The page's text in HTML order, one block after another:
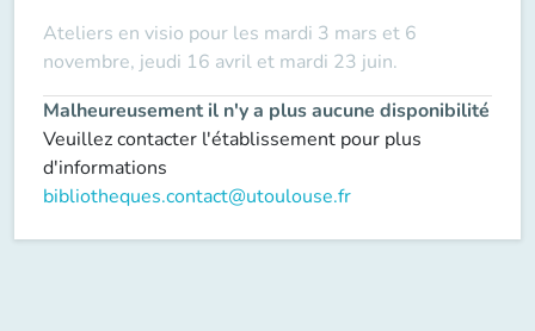
Ateliers en visio pour les mardi 3 mars et 6
novembre, jeudi 16 avril et mardi 23 juin.
Malheureusement il n'y a plus aucune disponibilité
Veuillez contacter l'établissement pour plus
d'informations
bibliotheques.contact@utoulouse.fr